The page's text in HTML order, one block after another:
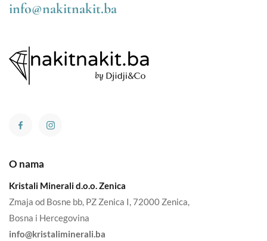
info@nakitnakit.ba
O nama
Kristali Minerali d.o.o. Zenica
Zmaja od Bosne bb, PZ Zenica I, 72000 Zenica,
Bosna i Hercegovina
info@kristaliminerali.ba